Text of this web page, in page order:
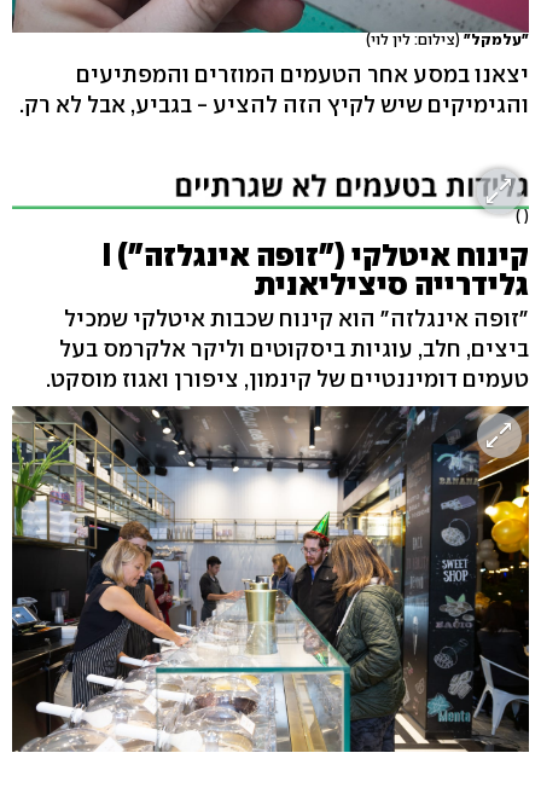
"עלמקל" (צילום: לין לוי)
יצאנו במסע אחר הטעמים המוזרים והמפתיעים
והגימיקים שיש לקיץ הזה להציע - בגביע, אבל לא רק.
( )
קינוח איטלקי ("זופה אינגלזה") I
גלידרייה סיציליאנית
"זופה אינגלזה" הוא קינוח שכבות איטלקי שמכיל
ביצים, חלב, עוגיות ביסקוטים וליקר אלקרמס בעל
טעמים דומיננטיים של קינמון, ציפורן ואגוז מוסקט.